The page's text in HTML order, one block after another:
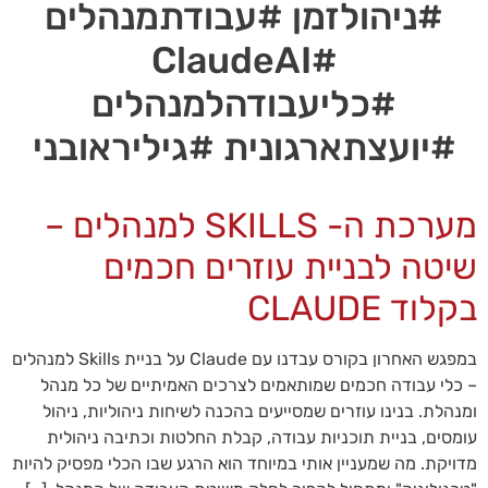
#ניהולזמן #עבודתמנהלים
#ClaudeAI
#כליעבודהלמנהלים
#יועצתארגונית #גיליראובני
מערכת ה- SKILLS למנהלים –
שיטה לבניית עוזרים חכמים
בקלוד CLAUDE
במפגש האחרון בקורס עבדנו עם Claude על בניית Skills למנהלים
– כלי עבודה חכמים שמותאמים לצרכים האמיתיים של כל מנהל
ומנהלת. בנינו עוזרים שמסייעים בהכנה לשיחות ניהוליות, ניהול
עומסים, בניית תוכניות עבודה, קבלת החלטות וכתיבה ניהולית
מדויקת. מה שמעניין אותי במיוחד הוא הרגע שבו הכלי מפסיק להיות
הכרחי
קובצי
Cookie
אלו אינם
אופציונליים.
נדרשים
להפעלת
האתר.
סטטיסטיקות